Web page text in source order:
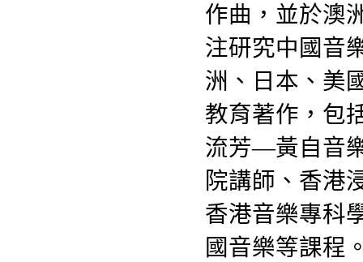
作曲，並於澳
注研究中國音
洲、日本、美
教育著作，包
流芳—黃自音
院講師、香港
香港音樂專科
國音樂等課程